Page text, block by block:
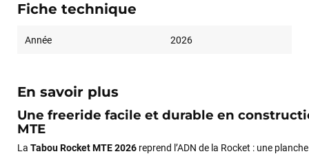
Fiche technique
Année 2026
En savoir plus
Une freeride facile et durable en
MTE
La Tabou Rocket MTE 2026 reprend l’ADN de la Rocket : une planche